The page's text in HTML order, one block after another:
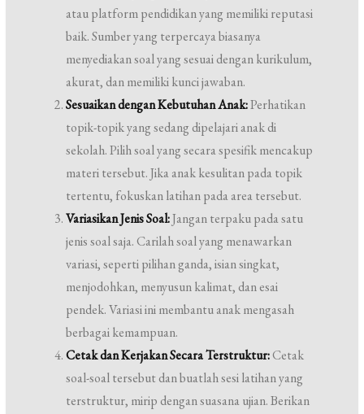
atau platform pendidikan yang memiliki reputasi
baik. Sumber yang terpercaya biasanya
menyediakan soal yang sesuai dengan kurikulum,
akurat, dan memiliki kunci jawaban.
Sesuaikan dengan Kebutuhan Anak:Perhatikan
topik-topik yang sedang dipelajari anak di
sekolah. Pilih soal yang secara spesifik mencakup
materi tersebut. Jika anak kesulitan pada topik
tertentu, fokuskan latihan pada area tersebut.
Variasikan Jenis Soal:Jangan terpaku pada satu
jenis soal saja. Carilah soal yang menawarkan
variasi, seperti pilihan ganda, isian singkat,
menjodohkan, menyusun kalimat, dan esai
pendek. Variasi ini membantu anak mengasah
berbagai kemampuan.
Cetak dan Kerjakan Secara Terstruktur:Cetak
soal-soal tersebut dan buatlah sesi latihan yang
terstruktur, mirip dengan suasana ujian. Berikan